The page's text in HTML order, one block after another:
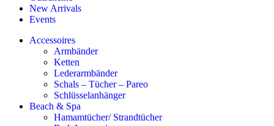
New Arrivals
Events
Accessoires
Armbänder
Ketten
Lederarmbänder
Schals – Tücher – Pareo
Schlüsselanhänger
Beach & Spa
Hamamtücher/ Strandtücher